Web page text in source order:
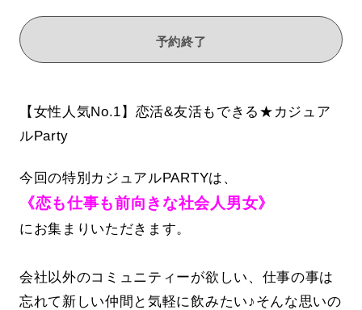
予約終了
【女性人気No.1】恋活&友活もできる★カジュア
ルParty
今回の特別カジュアルPARTYは、
《恋も仕事も前向きな社会人男女》
にお集まりいただきます。
会社以外のコミュニティーが欲しい、仕事の事は
忘れて新しい仲間と気軽に飲みたい♪そんな思いの